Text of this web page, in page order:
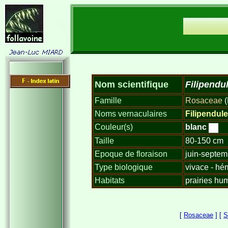
Nom scientifique
Famille Rosaceae
Noms vernaculaires
Couleur(s)
blanc
Taille
80-150 cm
Epoque de floraison
juin-
Type biologique
vivace -
Habitats
prairies
[ Rosaceae ] [